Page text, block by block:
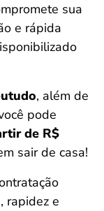
sua
e rápida
, além de
pode
de R$
sair de casa!
rapidez e